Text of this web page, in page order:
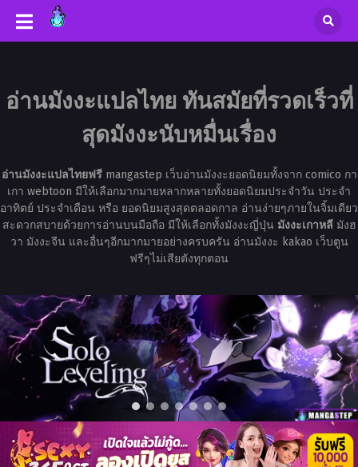
อ่านมังงะแปลไทย ทันสมัยที่รวดเร็วที่
สุดมังงะนับหมื่นเรื่อง
อ่านมังงะแปลไทยฟรีmangastep เว็บอ่านมังงะยอดนิยมทั้งจาก comico กา
เกา webtoon มีให้เลือกมากมายหลากหลายทั้งยอดนิยมประจำวัน ประจำ
อาทิตย์ ประจำเดือน หรือ ยอดนิยมสูงสุดตลอดกาล อ่านง่ายๆภายในจิ้มเดียว
สะดวกสบายด้วยการอ่านบนมือถือ มีให้เลือกทั้งมังงะญี่ปุ่น มังงะเกาหลีมังฮ
วา มังงะจีน และอื่นๆอีกมากมายอย่างครบครัน อ่านมังงะ kakao เว็บตูน
ฟรีๆไม่เสียตังทุกตอน